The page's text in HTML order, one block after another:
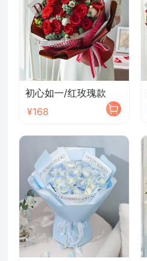
初心如一/红玫瑰款
¥168